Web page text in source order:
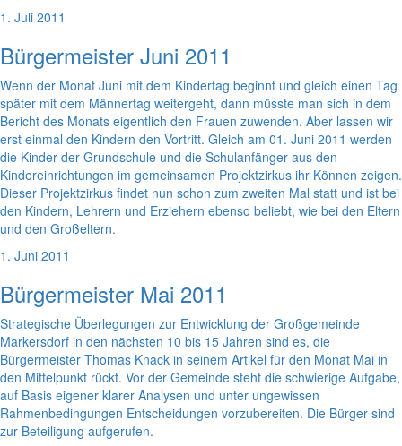
1. Juli 2011
Bürgermeister Juni 2011
Wenn der Monat Juni mit dem Kindertag beginnt und gleich einen Tag
später mit dem Männertag weitergeht, dann müsste man sich in dem
Bericht des Monats eigentlich den Frauen zuwenden. Aber lassen wir
erst einmal den Kindern den Vortritt. Gleich am 01. Juni 2011 werden
die Kinder der Grundschule und die Schulanfänger aus den
Kindereinrichtungen im gemeinsamen Projektzirkus ihr Können zeigen.
Dieser Projektzirkus findet nun schon zum zweiten Mal statt und ist bei
den Kindern, Lehrern und Erziehern ebenso beliebt, wie bei den Eltern
und den Großeltern.
1. Juni 2011
Bürgermeister Mai 2011
Strategische Überlegungen zur Entwicklung der Großgemeinde
Markersdorf in den nächsten 10 bis 15 Jahren sind es, die
Bürgermeister Thomas Knack in seinem Artikel für den Monat Mai in
den Mittelpunkt rückt. Vor der Gemeinde steht die schwierige Aufgabe,
auf Basis eigener klarer Analysen und unter ungewissen
Rahmenbedingungen Entscheidungen vorzubereiten. Die Bürger sind
zur Beteiligung aufgerufen.